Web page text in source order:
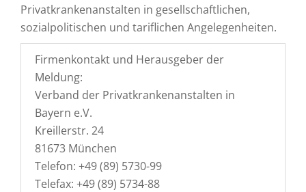
Privatkrankenanstalten in gesellschaftlichen,
sozialpolitischen und tariflichen Angelegenheiten.
Firmenkontakt und Herausgeber der
Meldung:
Verband der Privatkrankenanstalten in
Bayern e.V.
Kreillerstr. 24
81673 München
Telefon: +49 (89) 5730-99
Telefax: +49 (89) 5734-88